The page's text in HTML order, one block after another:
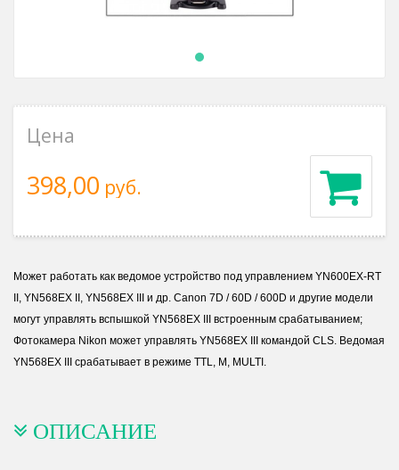
Цена
398,00 руб.
Может работать как ведомое устройство под управлением YN600EX-RT
II, YN568EX II, YN568EX III и др. Canon 7D / 60D / 600D и другие модели
могут управлять вспышкой YN568EX III встроенным срабатыванием;
Фотокамера Nikon может управлять YN568EX III командой CLS. Ведомая
YN568EX III срабатывает в режиме TTL, M, MULTI.
ОПИСАНИЕ